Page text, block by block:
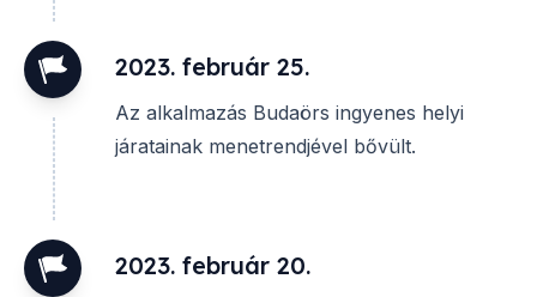
2023. február 25.
Az alkalmazás Budaörs ingyenes helyi
járatainak menetrendjével bővült.
2023. február 20.